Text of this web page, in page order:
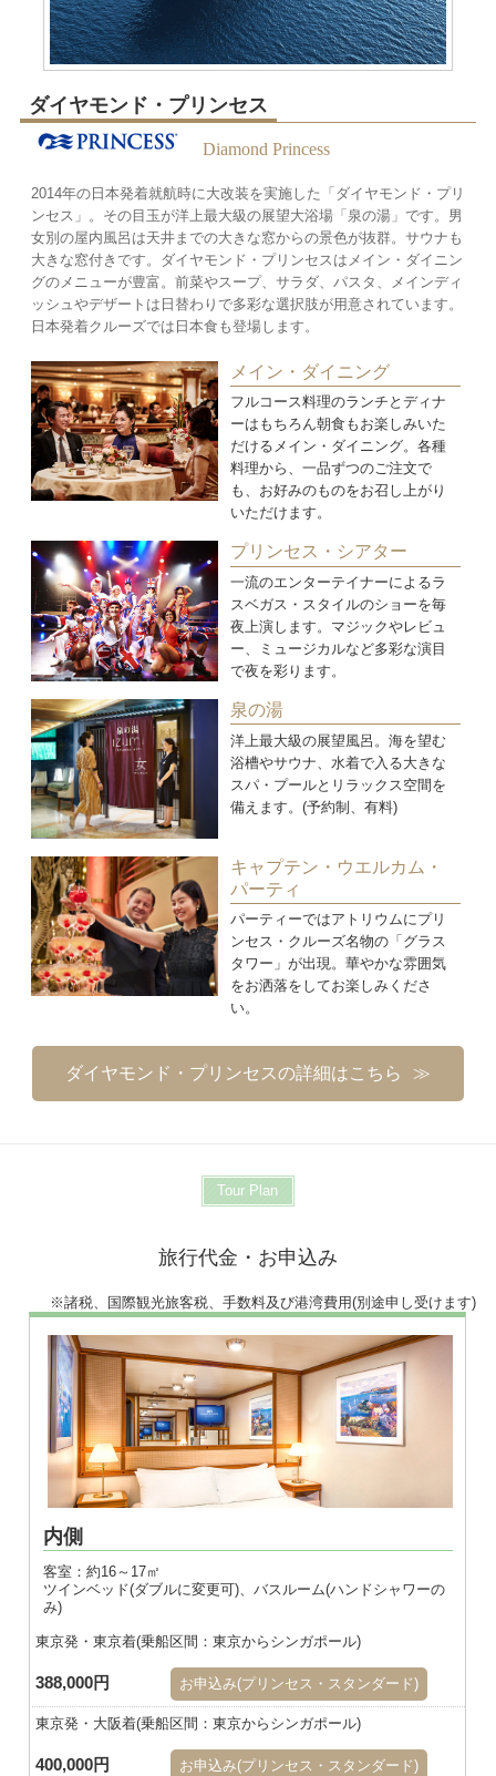
ダイヤモンド・プリンセス
Diamond Princess
2014年の日本発着就航時に大改装を実施した「ダイヤモンド・プリ
ンセス」。その目玉が洋上最大級の展望大浴場「泉の湯」です。男
女別の屋内風呂は天井までの大きな窓からの景色が抜群。サウナも
大きな窓付きです。ダイヤモンド・プリンセスはメイン・ダイニン
グのメニューが豊富。前菜やスープ、サラダ、パスタ、メインディ
ッシュやデザートは日替わりで多彩な選択肢が用意されています。
日本発着クルーズでは日本食も登場します。
メイン・ダイニング
フルコース料理のランチとディナ
ーはもちろん朝食もお楽しみいた
だけるメイン・ダイニング。各種
料理から、一品ずつのご注文で
も、お好みのものをお召し上がり
いただけます。
プリンセス・シアター
一流のエンターテイナーによるラ
スベガス・スタイルのショーを毎
夜上演します。マジックやレビュ
ー、ミュージカルなど多彩な演目
で夜を彩ります。
泉の湯
洋上最大級の展望風呂。海を望む
浴槽やサウナ、水着で入る大きな
スパ・プールとリラックス空間を
備えます。(予約制、有料)
キャプテン・ウエルカム・
パーティ
パーティーではアトリウムにプリ
ンセス・クルーズ名物の「グラス
タワー」が出現。華やかな雰囲気
をお洒落をしてお楽しみくださ
い。
ダイヤモンド・プリンセスの詳細はこちら
Tour Plan
旅行代金・お申込み
※諸税、国際観光旅客税、手数料及び港湾費用(別途申し受けます)
※画像はダブル
内側
客室：約16～17㎡
ツインベッド(ダブルに変更可)、バスルーム(ハンドシャワーの
み)
東京発・東京着(乗船区間：東京からシンガポール)
388,000円 お申込み(プリンセス・スタンダード)
東京発・大阪着(乗船区間：東京からシンガポール)
400,000円 お申込み(プリンセス・スタンダード)